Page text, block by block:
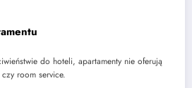
do hoteli, apartamenty nie oferują
room service.